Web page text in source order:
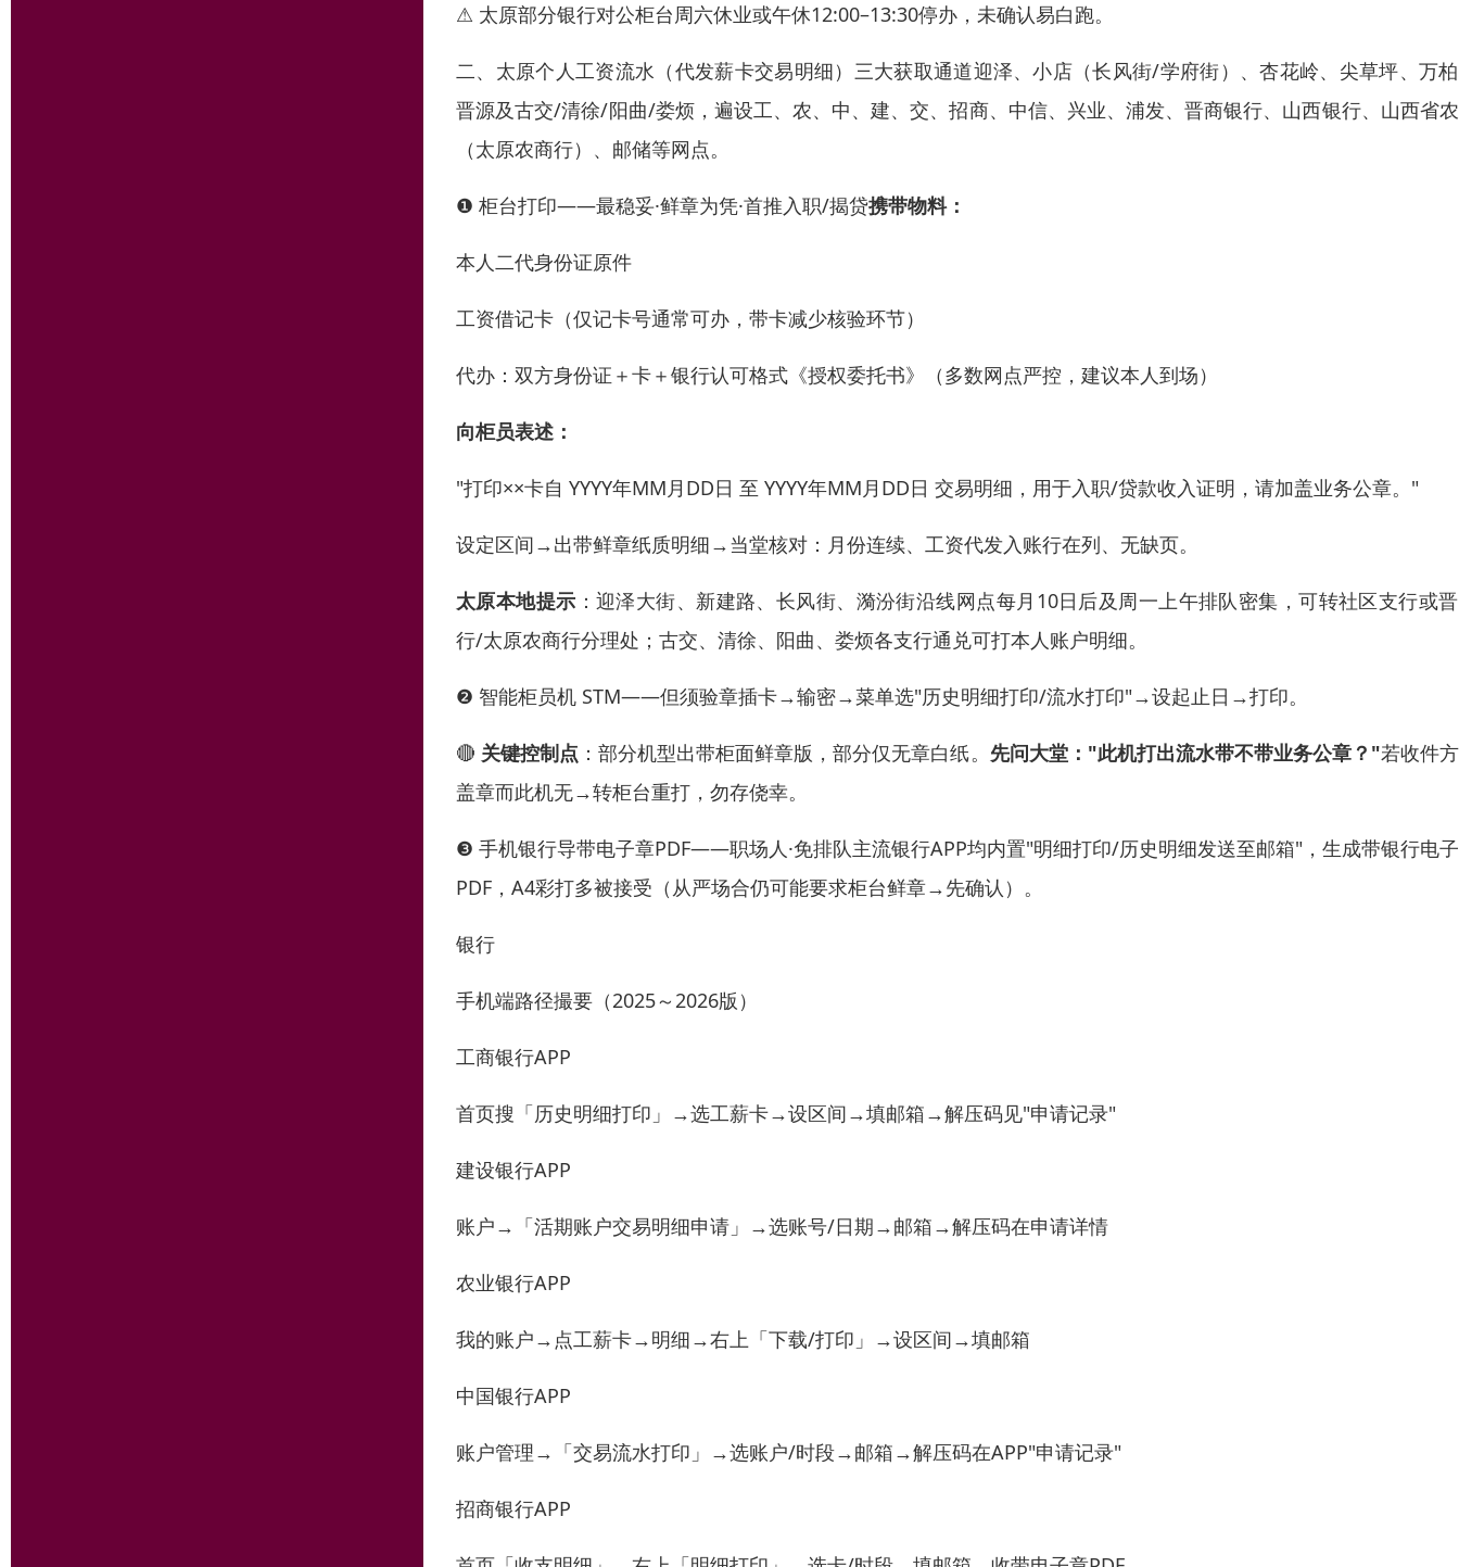
⚠ 太原部分银行对公柜台周六休业或午休12:00–13:30停办，未确认易白跑。
二、太原个人工资流水（代发薪卡交易明细）三大获取通道迎泽、小店（长风街/学府街）、杏花岭、尖草坪、万
晋源及古交/清徐/阳曲/娄烦，遍设工、农、中、建、交、招商、中信、兴业、浦发、晋商银行、山西银行、山西省
（太原农商行）、邮储等网点。
❶ 柜台打印——最稳妥·鲜章为凭·首推入职/揭贷携带物料：
本人二代身份证原件
工资借记卡（仅记卡号通常可办，带卡减少核验环节）
代办：双方身份证＋卡＋银行认可格式《授权委托书》（多数网点严控，建议本人到场）
向柜员表述：
"打印××卡自 YYYY年MM月DD日 至 YYYY年MM月DD日 交易明细，用于入职/贷款收入证明，请加盖业务公章。"
设定区间→出带鲜章纸质明细→当堂核对：月份连续、工资代发入账行在列、无缺页。
太原本地提示 ：迎泽大街、新建路、长风街、漪汾街沿线网点每月10日后及周一上午排队密集，可转社区支行或
行/太原农商行分理处；古交、清徐、阳曲、娄烦各支行通兑可打本人账户明细。
❷ 智能柜员机 STM——但须验章插卡→输密→菜单选"历史明细打印/流水打印"→设起止日→打印。
🔴 关键控制点 ：部分机型出带柜面鲜章版，部分仅无章白纸。 先问大堂："此机打出流水带不带业务公章？"若收件
盖章而此机无→转柜台重打，勿存侥幸。
❸ 手机银行导带电子章PDF——职场人·免排队主流银行APP均内置"明细打印/历史明细发送至邮箱"，生成带银行电
PDF，A4彩打多被接受（从严场合仍可能要求柜台鲜章→先确认）。
银行
手机端路径撮要（2025～2026版）
工商银行APP
首页搜「历史明细打印」→选工薪卡→设区间→填邮箱→解压码见"申请记录"
建设银行APP
账户→「活期账户交易明细申请」→选账号/日期→邮箱→解压码在申请详情
农业银行APP
我的账户→点工薪卡→明细→右上「下载/打印」→设区间→填邮箱
中国银行APP
账户管理→「交易流水打印」→选账户/时段→邮箱→解压码在APP"申请记录"
招商银行APP